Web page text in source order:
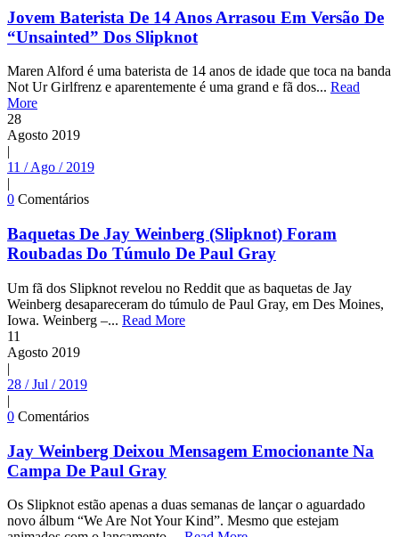
Jovem Baterista De 14 Anos Arrasou Em Versão De
“Unsainted” Dos Slipknot
Maren Alford é uma baterista de 14 anos de idade que toca na banda
Not Ur Girlfrenz e aparentemente é uma grand e fã dos... Read
More
28
Agosto 2019
|
11 / Ago / 2019
|
0 Comentários
Baquetas De Jay Weinberg (Slipknot) Foram
Roubadas Do Túmulo De Paul Gray
Um fã dos Slipknot revelou no Reddit que as baquetas de Jay
Weinberg desapareceram do túmulo de Paul Gray, em Des Moines,
Iowa. Weinberg –... Read More
11
Agosto 2019
|
28 / Jul / 2019
|
0 Comentários
Jay Weinberg Deixou Mensagem Emocionante Na
Campa De Paul Gray
Os Slipknot estão apenas a duas semanas de lançar o aguardado
novo álbum “We Are Not Your Kind”. Mesmo que estejam